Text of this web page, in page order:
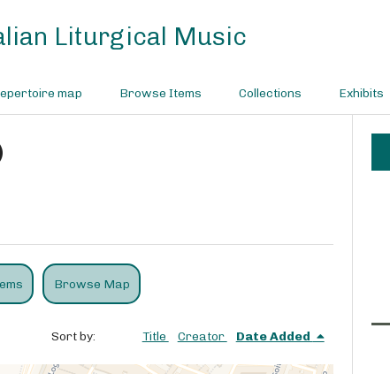
Liturgical Music
map Browse Items Collections Exhibits
Browse Map
Sort by: Title Creator Date Added